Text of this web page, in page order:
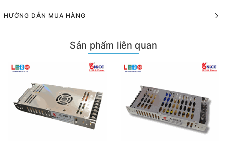
-
HƯỚNG DẪN MUA HÀNG
Sản phẩm liên quan